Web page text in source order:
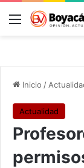
Menú
Inicio /
Actualidad